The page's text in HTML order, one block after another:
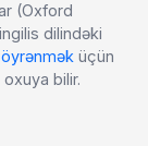
(Oxford
dilindəki
üçün
bilir.